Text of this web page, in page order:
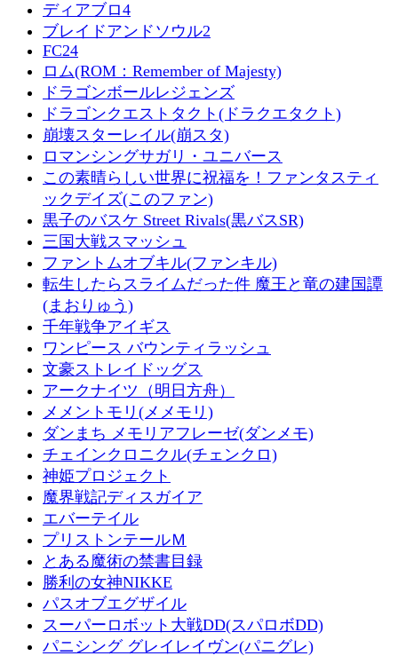
ディアブロ4
ブレイドアンドソウル2
FC24
ロム(ROM：Remember of Majesty)
ドラゴンボールレジェンズ
ドラゴンクエストタクト(ドラクエタクト)
崩壊スターレイル(崩スタ)
ロマンシングサガリ・ユニバース
この素晴らしい世界に祝福を！ファンタスティ
ックデイズ(このファン)
黒子のバスケ Street Rivals(黒バスSR)
三国大戦スマッシュ
ファントムオブキル(ファンキル)
転生したらスライムだった件 魔王と竜の建国譚
(まおりゅう)
千年戦争アイギス
ワンピース バウンティラッシュ
文豪ストレイドッグス
アークナイツ（明日方舟）
メメントモリ(メメモリ)
ダンまち メモリアフレーゼ(ダンメモ)
チェインクロニクル(チェンクロ)
神姫プロジェクト
魔界戦記ディスガイア
エバーテイル
プリストンテールＭ
とある魔術の禁書目録
勝利の女神NIKKE
パスオブエグザイル
スーパーロボット大戦DD(スパロボDD)
パニシング グレイレイヴン(パニグレ)